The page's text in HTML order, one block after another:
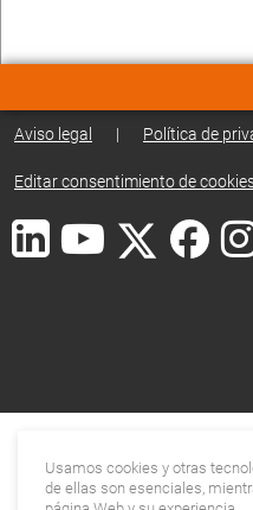
Aviso legal | Política de
Editar consentimiento de
Usamos cookies y otras
de ellas son esenciales,